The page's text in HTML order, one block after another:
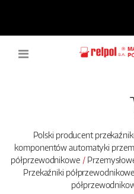
Polski producent
komponentów automatyki
półprzewodnikowe
Przekaźniki